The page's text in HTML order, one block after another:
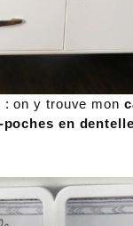
: on y trouve mon
poches en